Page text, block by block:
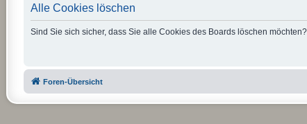
Alle Cookies löschen
Sind Sie sich sicher, dass Sie alle Cookies des Boards löschen möchten?
Foren-Übersicht